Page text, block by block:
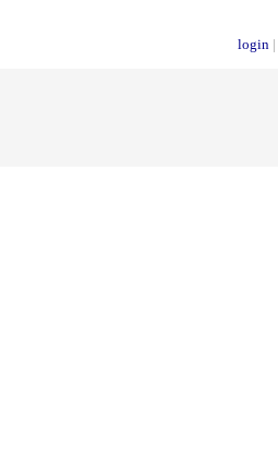
login |